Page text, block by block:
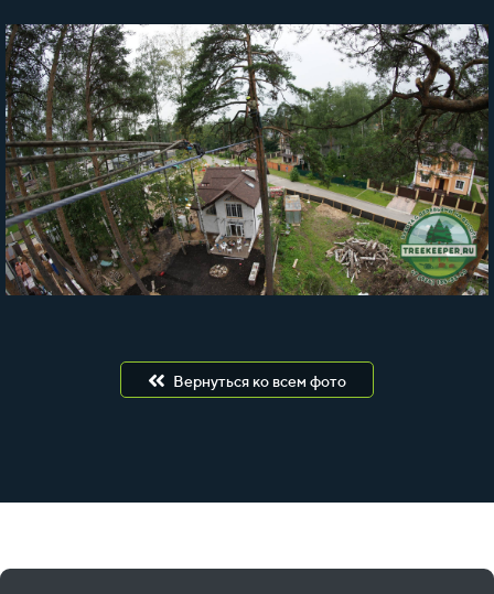
Вернуться ко всем фото